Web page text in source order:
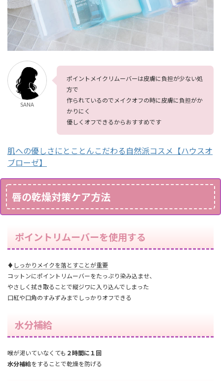
SANA
ポイントメイクリムーバーは皮膚に負担が少ない処
方で
作られているのでメイクオフの時に皮膚に負担がか
かりにく
優しくオフできるからおすすめです
肌への優しさにとことんこだわる自然派コスメ【ハウスオ
ブローゼ】
唇の乾燥対策ケア方法
ポイントリムーバーを使用する
♦ しっかりメイクを落とすことが重要
コットンにポイントリムーバーをたっぷり染み込ませ、
やさしく拭き取ることで縦ジワに入り込んでしまった
口紅や口角のすみずみまでしっかりオフできる
水分補給
喉が渇いていなくても ２時間に１回
水分補給をすることで乾燥を防げる